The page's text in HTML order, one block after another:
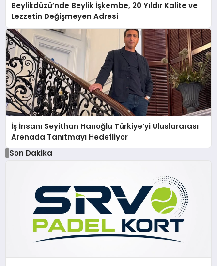
Beylikdüzü’nde Beylik İşkembe, 20 Yıldır Kalite ve
Lezzetin Değişmeyen Adresi
İş İnsanı Seyithan Hanoğlu Türkiye’yi Uluslararası
Arenada Tanıtmayı Hedefliyor
Son Dakika